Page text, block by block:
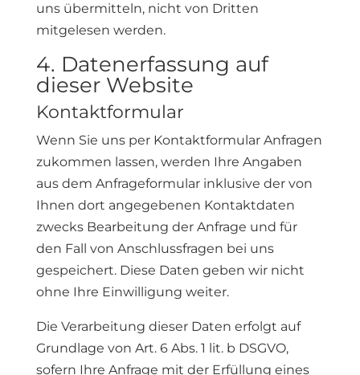
uns übermitteln, nicht von Dritten
mitgelesen werden.
4. Datenerfassung auf
dieser Website
Kontaktformular
Wenn Sie uns per Kontaktformular Anfragen
zukommen lassen, werden Ihre Angaben
aus dem Anfrageformular inklusive der von
Ihnen dort angegebenen Kontaktdaten
zwecks Bearbeitung der Anfrage und für
den Fall von Anschlussfragen bei uns
gespeichert. Diese Daten geben wir nicht
ohne Ihre Einwilligung weiter.
Die Verarbeitung dieser Daten erfolgt auf
Grundlage von Art. 6 Abs. 1 lit. b DSGVO,
sofern Ihre Anfrage mit der Erfüllung eines